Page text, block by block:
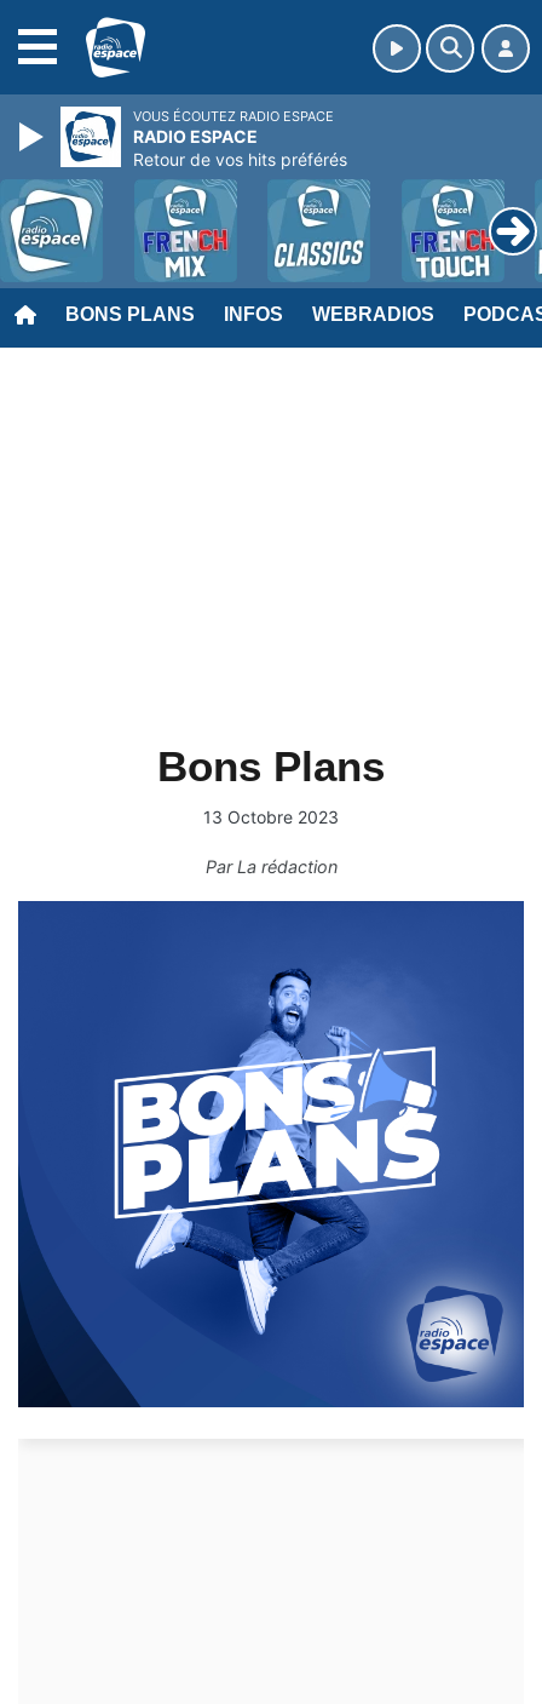
BONS PLANS INFOS WEBRADIOS
Bons Plans
13 Octobre 2023
ParLa rédaction
VOUS ÉCOUTEZ RADIO ESPACE
RADIO ESPACE
Retour de vos hits préférés